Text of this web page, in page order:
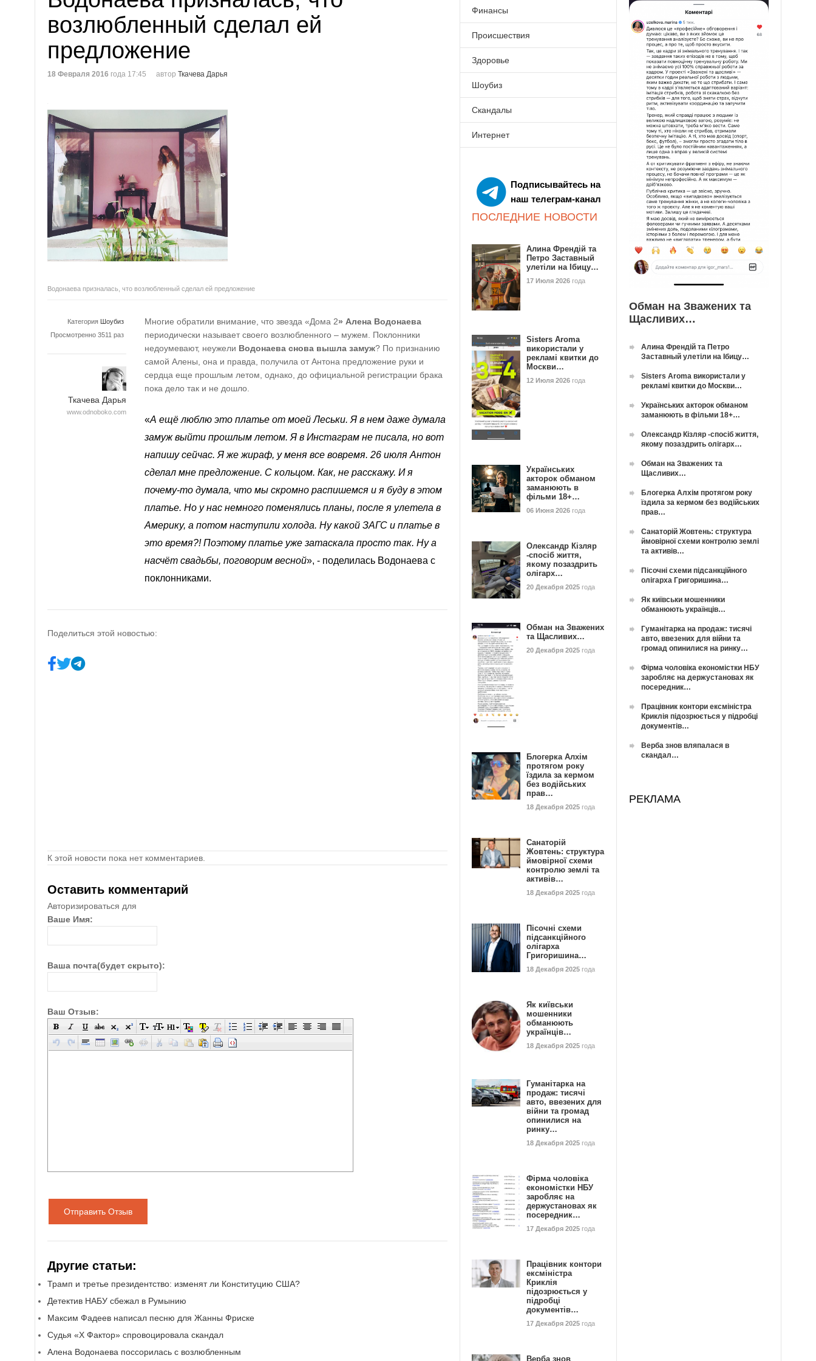
возлюбленный сделал ей
предложение
18 Февраля 2016 года 17:45 автор Ткачева Дарья
Водонаева призналась, что возлюбленный сделал ей предложение
Категория Шоубиз
Просмотренно 3511 раз
Ткачева Дарья
www.odnoboko.com
Многие обратили внимание, что звезда «Дома 2» Алена Водонаева
периодически называет своего возлюбленного – мужем. Поклонники
недоумевают, неужели Водонаева снова вышла замуж? По признанию
самой Алены, она и правда, получила от Антона предложение руки и
сердца еще прошлым летом, однако, до официальной регистрации брака
пока дело так и не дошло.
«А ещё люблю это платье от моей Леськи. Я в нем даже думала
замуж выйти прошлым летом. Я в Инстаграм не писала, но вот
напишу сейчас. Я же жираф, у меня все вовремя. 26 июля Антон
сделал мне предложение. С кольцом. Как, не расскажу. И я
почему-то думала, что мы скромно распишемся и я буду в этом
платье. Но у нас немного поменялись планы, после я улетела в
Америку, а потом наступили холода. Ну какой ЗАГС и платье в
это время?! Поэтому платье уже затаскала просто так. Ну а
насчёт свадьбы, поговорим весной», - поделилась Водонаева с
поклонниками.
Поделиться этой новостью:
К этой новости пока нет комментариев.
Оставить комментарий
Авторизироваться для
Ваше Имя:
Ваша почта(будет скрыто):
Ваш Отзыв:
Отправить Отзыв
Другие статьи:
Трамп и третье президентство: изменят ли Конституцию США?
Детектив НАБУ сбежал в Румынию
Максим Фадеев написал песню для Жанны Фриске
Судья «Х Фактор» спровоцировала скандал
Алена Водонаева поссорилась с возлюбленным
Финансы
Происшествия
Здоровье
Шоубиз
Скандалы
Интернет
Подписывайтесь на
наш телеграм-канал
ПОСЛЕДНИЕ НОВОСТИ
Алина Френдій та
Петро Заставный
улетіли на Ібицу…
17 Июля 2026 года
Sisters Aroma
використали у
рекламі квитки до
Москви…
12 Июля 2026 года
Українських
акторок обманом
заманюють в
фільми 18+…
06 Июня 2026 года
Олександр Кізляр
-спосіб життя,
якому позаздрить
олігарх…
20 Декабря 2025 года
Обман на Зважених
та Щасливих…
20 Декабря 2025 года
Блогерка Алхім
протягом року
їздила за кермом
без водійських
прав…
18 Декабря 2025 года
Санаторій
Жовтень: структура
ймовірної схеми
контролю землі та
активів…
18 Декабря 2025 года
Пісочні схеми
підсанкційного
олігарха
Григоришина…
18 Декабря 2025 года
Як київськи
мошенники
обманюють
українців…
18 Декабря 2025 года
Гуманітарка на
продаж: тисячі
авто, ввезених для
війни та громад
опинилися на
ринку…
18 Декабря 2025 года
Фірма чоловіка
економістки НБУ
заробляє на
держустановах як
посередник…
17 Декабря 2025 года
Працівник контори
ексміністра
Криклія
підозрюється у
підробці
документів…
17 Декабря 2025 года
Верба знов
Обман на Зважених та
Щасливих…
Алина Френдій та Петро
Заставный улетіли на Ібицу…
Sisters Aroma використали у
рекламі квитки до Москви…
Українських акторок обманом
заманюють в фільми 18+…
Олександр Кізляр -спосіб життя,
якому позаздрить олігарх…
Обман на Зважених та
Щасливих…
Блогерка Алхім протягом року
їздила за кермом без водійських
прав…
Санаторій Жовтень: структура
ймовірної схеми контролю землі
та активів…
Пісочні схеми підсанкційного
олігарха Григоришина…
Як київськи мошенники
обманюють українців…
Гуманітарка на продаж: тисячі
авто, ввезених для війни та
громад опинилися на ринку…
Фірма чоловіка економістки НБУ
заробляє на держустановах як
посередник…
Працівник контори ексміністра
Криклія підозрюється у підробці
документів…
Верба знов вляпалася в
скандал…
РЕКЛАМА